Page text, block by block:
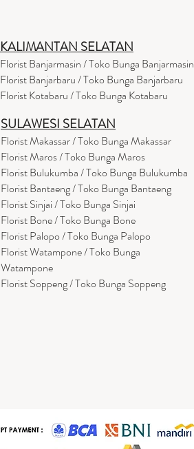
KALIMANTAN SELATAN
Florist Banjarmasin/ Toko Bunga Banjarmasin
Florist Banjarbaru / Toko Bunga Banjarbaru
Florist Kotabaru / Toko Bunga Kotabaru
SULAWESI SELATAN
Florist Makassar / Toko Bunga Makassar
Florist Maros / Toko Bunga Maros
Florist Bulukumba / Toko Bunga Bulukumba
Florist Bantaeng / Toko Bunga Bantaeng
Florist Sinjai / Toko Bunga Sinjai
Florist Bone / Toko Bunga Bone
Florist Palopo / Toko Bunga Palopo
Florist Watampone / Toko Bunga
Watampone
Florist Soppeng / Toko Bunga Soppeng